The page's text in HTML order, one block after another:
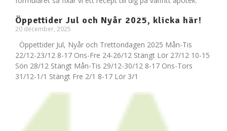
Öppettider Jul och Nyår 2025, klicka här!
20 december, 2025
Öppettider Jul, Nyår och Trettondagen 2025 Mån-Tis
22/12-23/12 8-17 Ons-Fre 24-26/12 Stängt Lör 27/12 10-15
Sön 28/12 Stängt Mån-Tis 29/12-30/12 8-17 Ons-Tors
31/12-1/1 Stängt Fre 2/1 8-17 Lör 3/1